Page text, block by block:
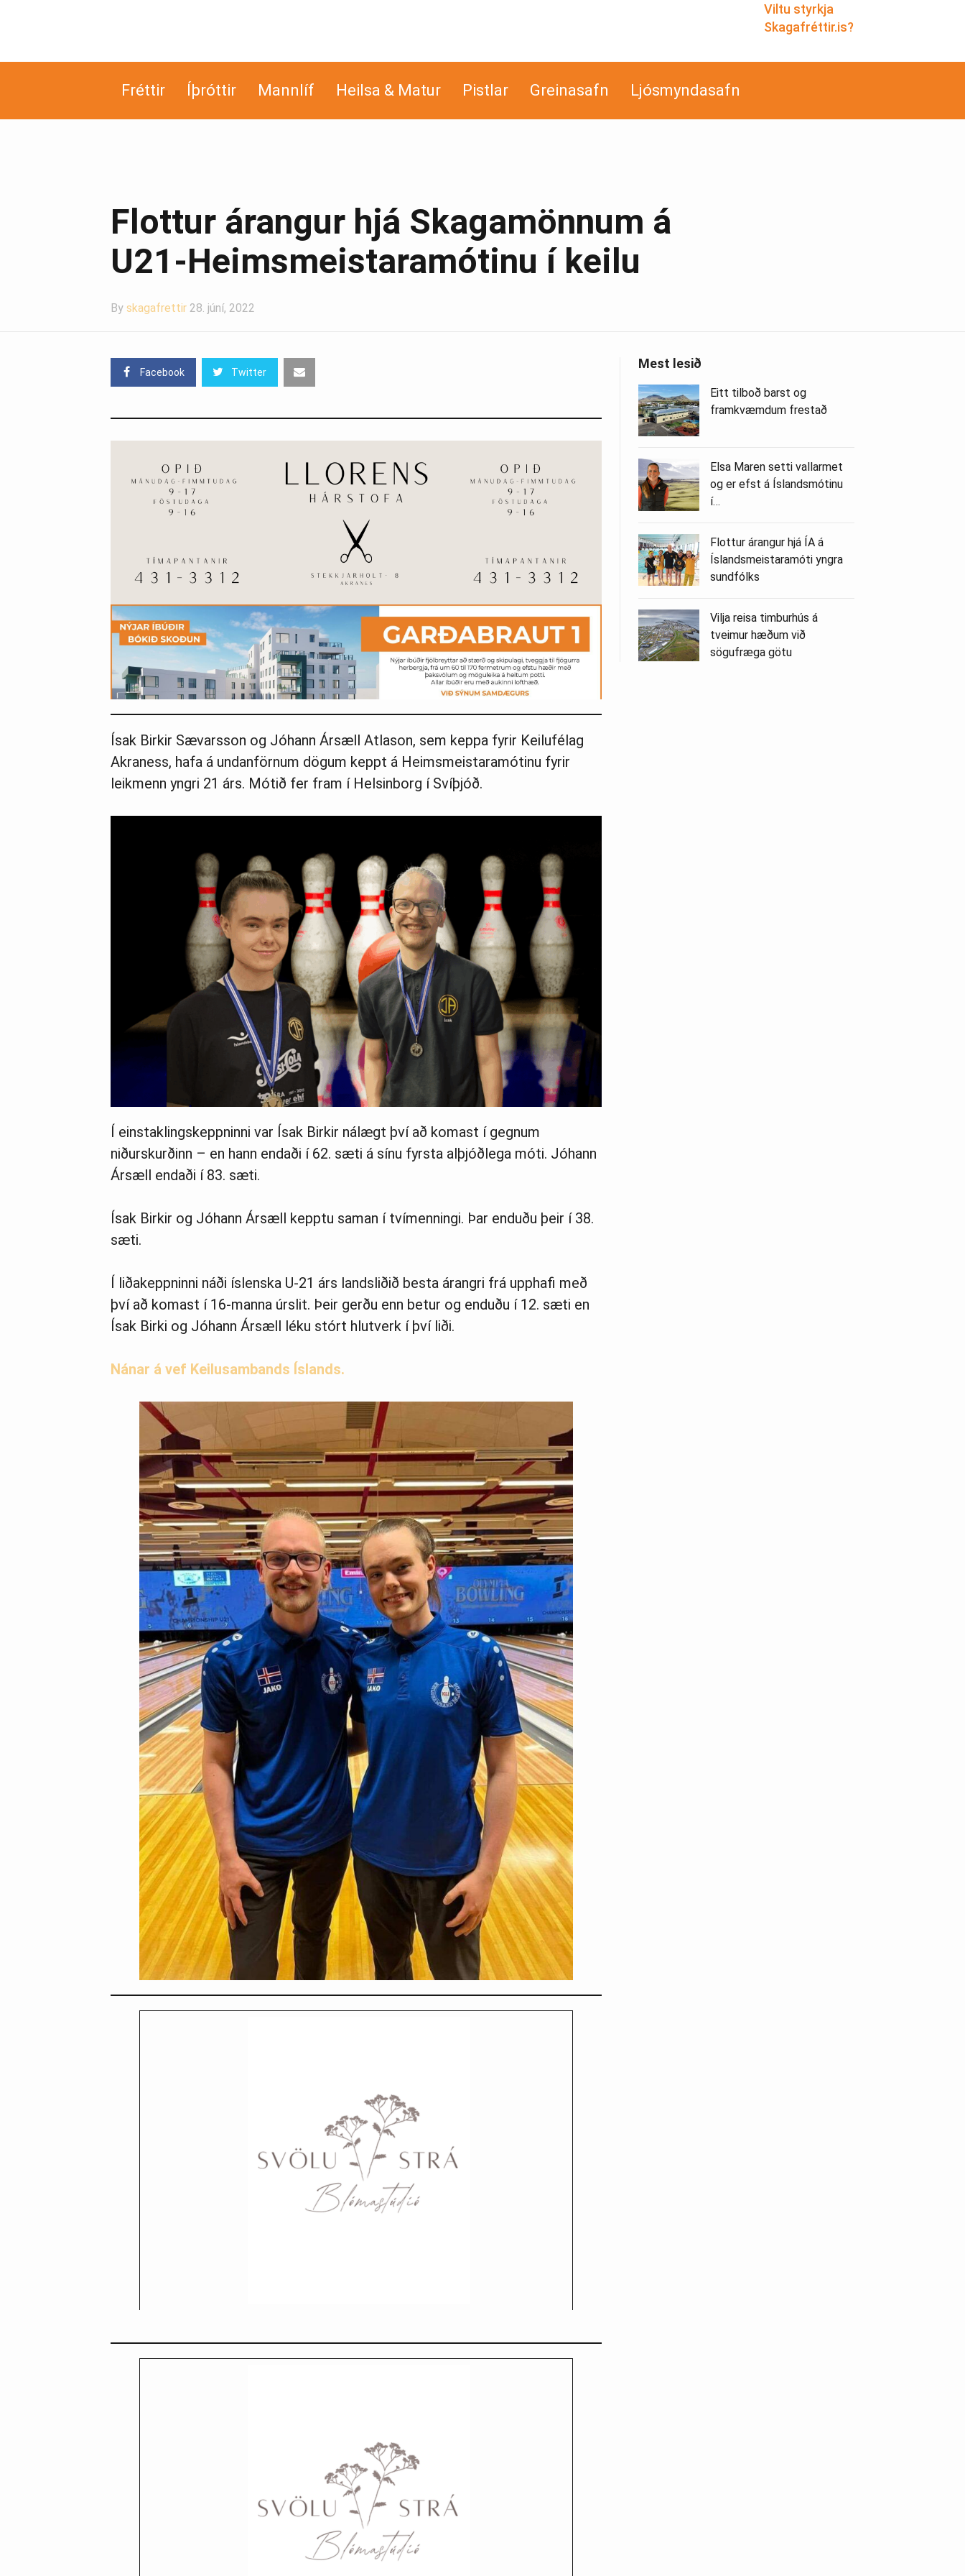
Viltu styrkja
Skagafréttir.is?
Fréttir Íþróttir Mannlíf Heilsa & Matur Pistlar Greinasafn Ljósmyndasafn
Flottur árangur hjá Skagamönnum á
U21-Heimsmeistaramótinu í keilu
By skagafrettir 28. júní, 2022
Facebook Twitter
Ísak Birkir Sævarsson og Jóhann Ársæll Atlason, sem keppa fyrir Keilufélag
Akraness, hafa á undanförnum dögum keppt á Heimsmeistaramótinu fyrir
leikmenn yngri 21 árs. Mótið fer fram í Helsinborg í Svíþjóð.
Í einstaklingskeppninni var Ísak Birkir nálægt því að komast í gegnum
niðurskurðinn – en hann endaði í 62. sæti á sínu fyrsta alþjóðlega móti. Jóhann
Ársæll endaði í 83. sæti.
Ísak Birkir og Jóhann Ársæll kepptu saman í tvímenningi. Þar enduðu þeir í 38.
sæti.
Í liðakeppninni náði íslenska U-21 árs landsliðið besta árangri frá upphafi með
því að komast í 16-manna úrslit. Þeir gerðu enn betur og enduðu í 12. sæti en
Ísak Birki og Jóhann Ársæll léku stórt hlutverk í því liði.
Nánar á vef Keilusambands Íslands.
Mest lesið
Eitt tilboð barst og
framkvæmdum frestað
Elsa Maren setti vallarmet
og er efst á Íslandsmótinu
í…
Flottur árangur hjá ÍA á
Íslandsmeistaramóti yngra
sundfólks
Vilja reisa timburhús á
tveimur hæðum við
sögufræga götu